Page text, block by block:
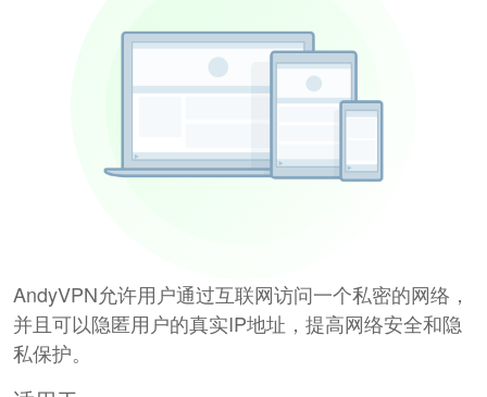
AndyVPN允许用户通过互联网访问一个私密的网络，
并且可以隐匿用户的真实IP地址，提高网络安全和隐
私保护。